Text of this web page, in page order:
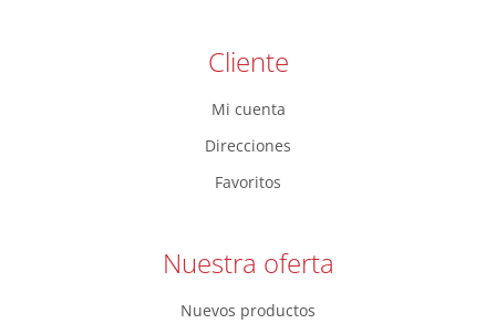
Cliente
Mi cuenta
Direcciones
Favoritos
Nuestra oferta
Nuevos productos